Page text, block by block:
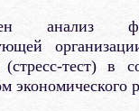
анализ
(стресс-тест) в
экономического